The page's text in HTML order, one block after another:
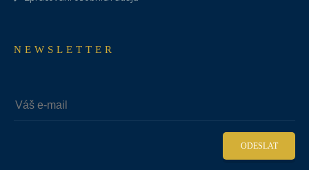
NEWSLETTER
ODESLAT